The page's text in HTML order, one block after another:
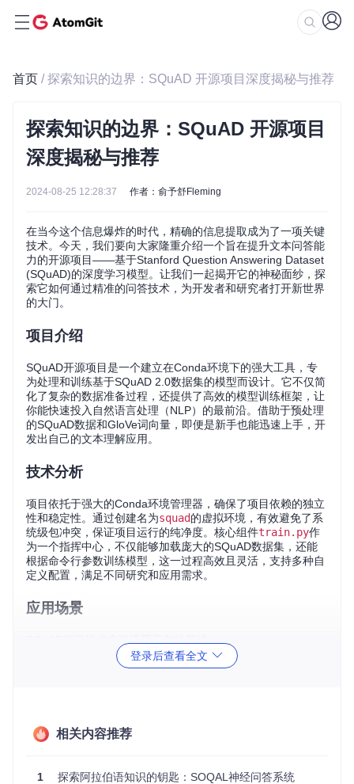
首页 / 探索知识的边界：SQuAD 开源项目深度揭秘与推荐
探索知识的边界：SQuAD 开源项目
深度揭秘与推荐
2024-08-25 12:28:37 作者：俞予舒Fleming
在当今这个信息爆炸的时代，精确的信息提取成为了一项关键
技术。今天，我们要向大家隆重介绍一个旨在提升文本问答能
力的开源项目——基于Stanford Question Answering Dataset
(SQuAD)的深度学习模型。让我们一起揭开它的神秘面纱，探
索它如何通过精准的问答技术，为开发者和研究者打开新世界
的大门。
项目介绍
SQuAD开源项目是一个建立在Conda环境下的强大工具，专
为处理和训练基于SQuAD 2.0数据集的模型而设计。它不仅简
化了复杂的数据准备过程，还提供了高效的模型训练框架，让
你能快速投入自然语言处理（NLP）的最前沿。借助于预处理
的SQuAD数据和GloVe词向量，即便是新手也能迅速上手，开
发出自己的文本理解应用。
技术分析
项目依托于强大的Conda环境管理器，确保了项目依赖的独立
性和稳定性。通过创建名为squad的虚拟环境，有效避免了系
统级包冲突，保证项目运行的纯净度。核心组件train.py作
为一个指挥中心，不仅能够加载庞大的SQuAD数据集，还能
根据命令行参数训练模型，这一过程高效且灵活，支持多种自
定义配置，满足不同研究和应用需求。
应用场景
: 提升智能辅助教学系统，实现个性化问题解答。
法律与医疗: 精准解析法规文档或病例报告，提高专业领域
登录后查看全文
相关内容推荐
1 探索阿拉伯语知识的钥匙：SOQAL神经问答系统